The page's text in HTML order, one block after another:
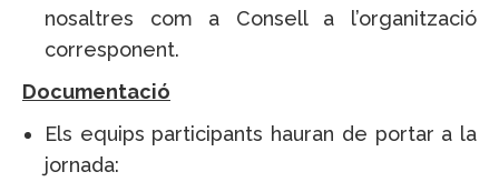
nosaltres com a Consell a l’organització
corresponent.
Documentació
Els equips participants hauran de portar a la
jornada: